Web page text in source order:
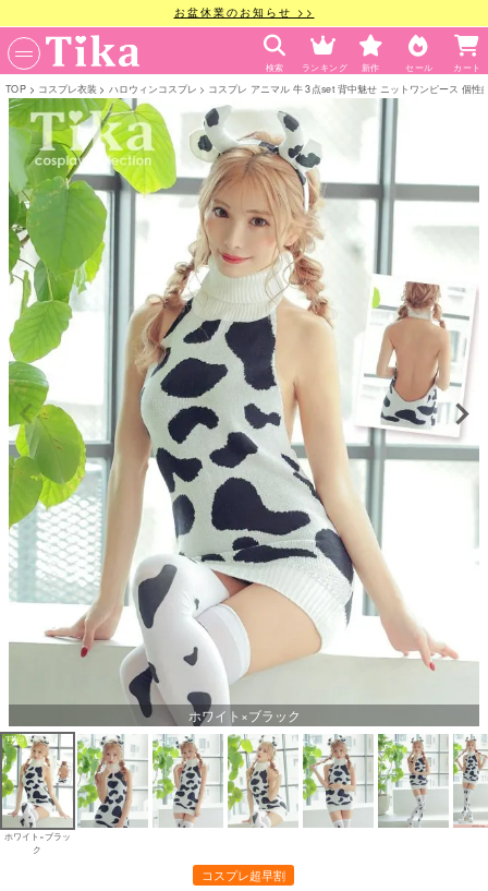
お盆休業のお知らせ >>
検索 ランキング 新作 セール カート
TOP コスプレ衣装 ハロウィンコスプレ コスプレ アニマル 牛 3点set 背中魅せ ニットワンピース 個
ホワイト×ブラック
ホワイト×ブラッ
ク
コスプレ超早割